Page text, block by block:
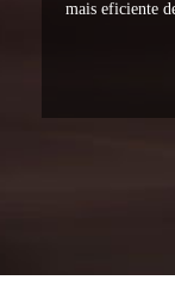
mais eficiente